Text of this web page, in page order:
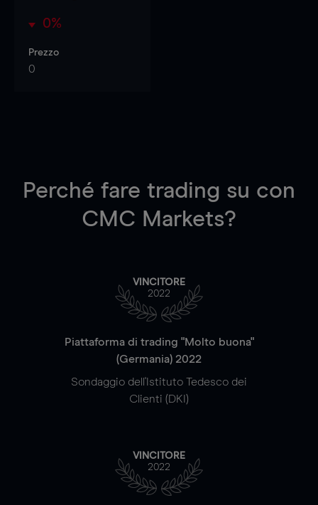
0%
Prezzo
0
Perché fare trading su con
CMC Markets?
VINCITORE
2022
Piattaforma di trading "Molto buona"
(Germania) 2022
Sondaggio dell'Istituto Tedesco dei
Clienti (DKI)
VINCITORE
2022